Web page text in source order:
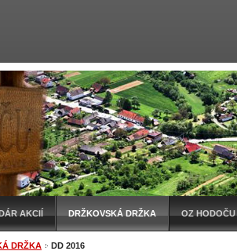
AKCIÍ DRŽKOVSKÁ DRŽKA OZ HODOČU
DRŽKA DD 2016